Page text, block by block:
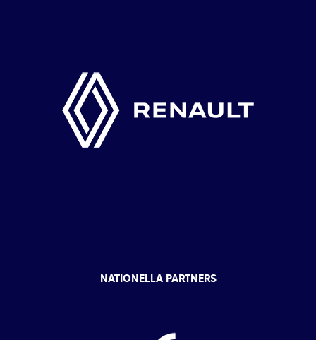
NATIONELLA PARTNERS